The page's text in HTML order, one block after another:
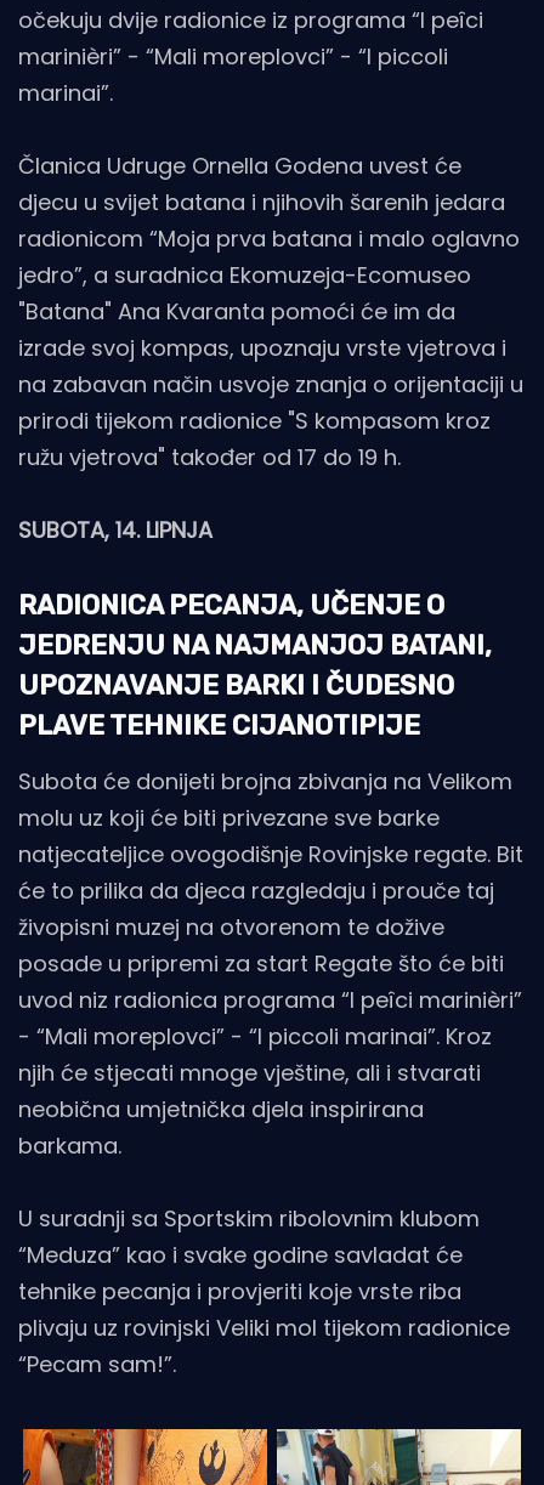
očekuju dvije radionice iz programa “I peîci
marinièri” - “Mali moreplovci” - “I piccoli
marinai”.
Članica Udruge Ornella Godena uvest će
djecu u svijet batana i njihovih šarenih jedara
radionicom “Moja prva batana i malo oglavno
jedro”, a suradnica Ekomuzeja-Ecomuseo
"Batana" Ana Kvaranta pomoći će im da
izrade svoj kompas, upoznaju vrste vjetrova i
na zabavan način usvoje znanja o orijentaciji u
prirodi tijekom radionice "S kompasom kroz
ružu vjetrova" također od 17 do 19 h.
SUBOTA, 14. LIPNJA
RADIONICA PECANJA, UČENJE O
JEDRENJU NA NAJMANJOJ BATANI,
UPOZNAVANJE BARKI I ČUDESNO
PLAVE TEHNIKE CIJANOTIPIJE
Subota će donijeti brojna zbivanja na Velikom
molu uz koji će biti privezane sve barke
natjecateljice ovogodišnje Rovinjske regate. Bit
će to prilika da djeca razgledaju i prouče taj
živopisni muzej na otvorenom te dožive
posade u pripremi za start Regate što će biti
uvod niz radionica programa “I peîci marinièri”
- “Mali moreplovci” - “I piccoli marinai”. Kroz
njih će stjecati mnoge vještine, ali i stvarati
neobična umjetnička djela inspirirana
barkama.
U suradnji sa Sportskim ribolovnim klubom
“Meduza” kao i svake godine savladat će
tehnike pecanja i provjeriti koje vrste riba
plivaju uz rovinjski Veliki mol tijekom radionice
“Pecam sam!”.